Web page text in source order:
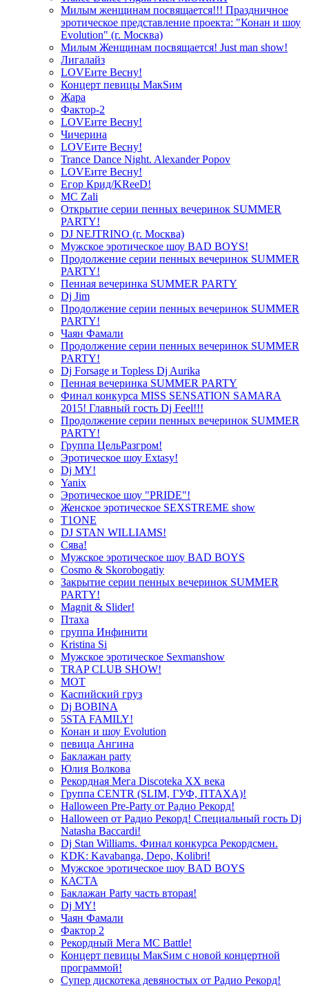
Милым женщинам посвящается!!! Праздничное
эротическое представление проекта: "Конан и шоу
Evolution" (г. Москва)
Милым Женщинам посвящается! Just man show!
Лигалайз
LOVEите Весну!
Концерт певицы МакSим
Жара
Фактор-2
LOVEите Весну!
Чичерина
LOVEите Весну!
Trance Dance Night. Alexander Popov
LOVEите Весну!
Егор Крид/KReeD!
MC Zali
Открытие серии пенных вечеринок SUMMER
PARTY!
DJ NEJTRINO (г. Москва)
Мужское эротическое шоу BAD BOYS!
Продолжение серии пенных вечеринок SUMMER
PARTY!
Пенная вечеринка SUMMER PARTY
Dj Jim
Продолжение серии пенных вечеринок SUMMER
PARTY!
Чаян Фамали
Продолжение серии пенных вечеринок SUMMER
PARTY!
Dj Forsage и Topless Dj Aurika
Пенная вечеринка SUMMER PARTY
Финал конкурса MISS SENSATION SAMARA
2015! Главный гость Dj Feel!!!
Продолжение серии пенных вечеринок SUMMER
PARTY!
Группа ЦельРазгром!
Эротическое шоу Extasy!
Dj MY!
Yanix
Эротическое шоу "PRIDE"!
Женское эротическое SEXSTREME show
T1ONE
DJ STAN WILLIAMS!
Сява!
Мужское эротическое шоу BAD BOYS
Cosmo & Skorobogatiy
Закрытие серии пенных вечеринок SUMMER
PARTY!
Magnit & Slider!
Птаха
группа Инфинити
Kristina Si
Мужское эротическое Sexmanshow
TRAP CLUB SHOW!
МОТ
Каспийский груз
Dj BOBINA
5STA FAMILY!
Конан и шоу Evolution
певица Ангина
Баклажан party
Юлия Волкова
Рекордная Мега Discoteka XX века
Группа CENTR (SLIM, ГУФ, ПТАХА)!
Halloween Pre-Party от Радио Рекорд!
Halloween от Радио Рекорд! Специальный гость Dj
Natasha Baccardi!
Dj Stan Williams. Финал конкурса Рекордсмен.
KDK: Kavabanga, Depo, Kolibri!
Мужское эротическое шоу BAD BOYS
КАСТА
Баклажан Party часть вторая!
Dj MY!
Чаян Фамали
Фактор 2
Рекордный Мега МС Battle!
Концерт певицы МакSим с новой концертной
программой!
Супер дискотека девяностых от Радио Рекорд!